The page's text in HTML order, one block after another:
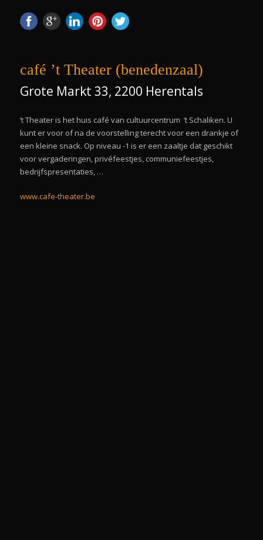
café ’t Theater (benedenzaal)
Grote Markt 33, 2200 Herentals
‘t Theater is het huis café van cultuurcentrum ’t Schaliken. U
kunt er voor of na de voorstelling terecht voor een drankje of
een kleine snack. Op niveau -1 is er een zaaltje dat geschikt
voor vergaderingen, privéfeestjes, communiefeestjes,
bedrijfspresentaties, …
www.cafe-theater.be